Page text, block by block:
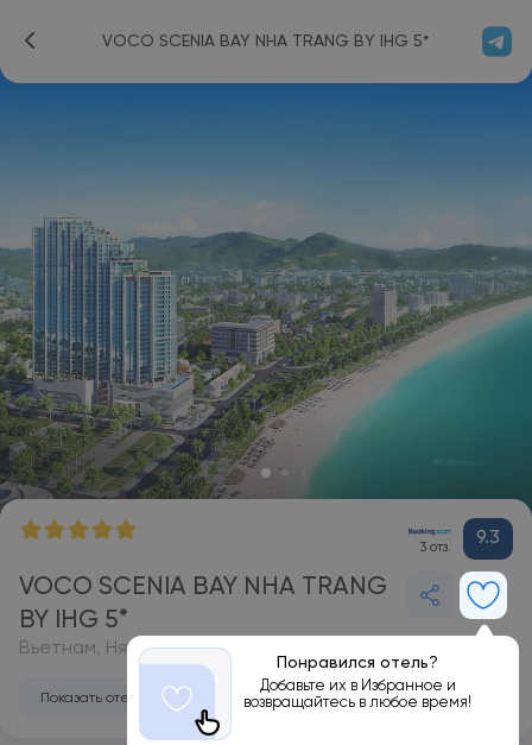
VOCO SCENIA BAY NHA TRANG BY IHG 5*
3 отз. 9.3
VOCO SCENIA BAY NHA TRANG
BY IHG 5*
Понравился отель?
Добавьте их в Избранное и
возвращайтесь в любое время!
Вьетнам, Нячанг
Показать отель на карте